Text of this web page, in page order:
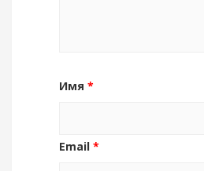
Имя *
Email *